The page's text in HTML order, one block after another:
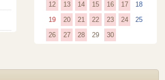
月
1
日
月
2
日
月
3
月
4
4
月
5
4
月
6
4
月
7
4
月
8
4
月
9
4
月
月
122026
年
4
月
(1
event)
132026
年
4
(1
event)
142026
年
4
月
(1
event)
152026
年
4
(1
event)
162026
年
4
月
(1
event)
172026
年
4
(1
event)
182026
年
192026
年
4
202026
年
4
(1
event)
21 2026
年
4
event)
222026
年
(1
event)
232026
年
4
(1
event)
242026
(1
252026
262026
月
(1
272026
月
(1
282026
月
(1
292026
月
302026
月
(1